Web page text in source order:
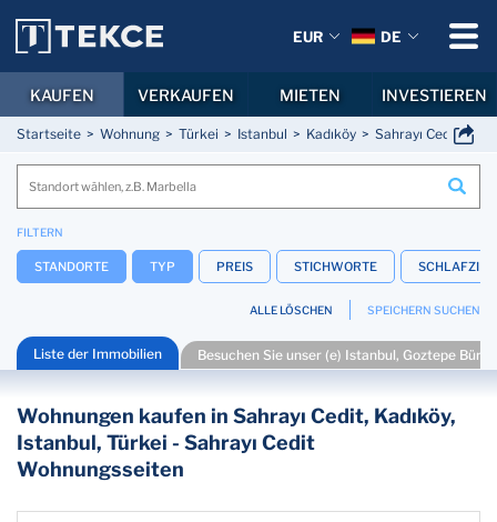
Startseite Wohnung Türkei Istanbul Kadıköy Sahrayı Cedit
FILTERN
STANDORTE TYP PREIS STICHWORTE
ALLE LÖSCHEN SPEICHERN SUCHEN
Liste der Immobilien Besuchen Sie unser (e) Istanbul, Goztepe Büro
Wohnungen kaufen in Sahrayı Cedit, Kadıköy,
Istanbul, Türkei - Sahrayı Cedit
Wohnungsseiten
EUR DE
KAUFEN VERKAUFEN MIETEN INVESTIEREN